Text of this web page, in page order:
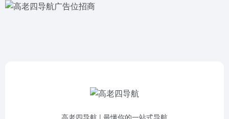
高老四导航 | 最懂你的一站式导航